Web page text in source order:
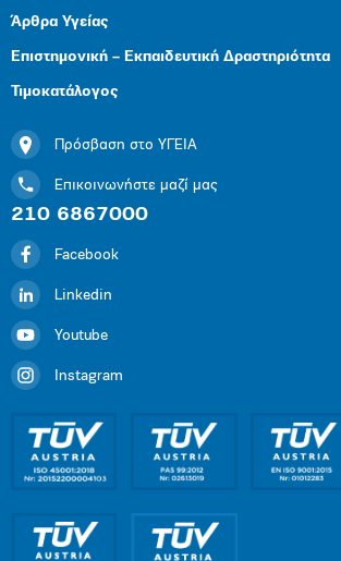
Άρθρα Υγείας
Επιστημονική – Εκπαιδευτική Δραστηριότητα
Τιμοκατάλογος
Πρόσβαση στο ΥΓΕΙΑ
Επικοινωνήστε μαζί μας
210 6867000
Facebook
Linkedin
Youtube
Instagram